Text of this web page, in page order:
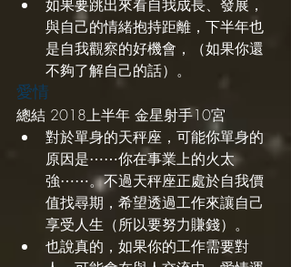
如果要跳出來看自我成長、發展，
與自己的情緒抱持距離，下半年也
是自我觀察的好機會，（如果你還
不夠了解自己的話）。
愛情
總結 2018上半年 金星射手10宮
對於單身的天秤座，可能你單身的
原因是⋯⋯你在事業上的火太
強⋯⋯。不過天秤座正處於自我價
值找尋期，希望透過工作來讓自己
享受人生（所以要努力賺錢）。
也說真的，如果你的工作需要對